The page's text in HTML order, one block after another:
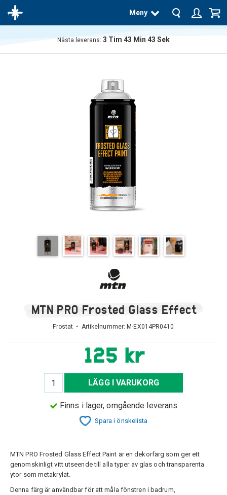
Meny
Nästa leverans: 3 Tim 43 Min 43 Sek
MTN PRO Frosted Glass Effect
Frostat • Artikelnummer: M-EX014PR0410
125 kr
LÄGG I VARUKORG
Finns i lager, omgående leverans
Spara i önskelista
MTN PRO Frosted Glass Effect Paint är en dekorfärg som ger ett
genomskinligt vitt utseende till alla typer av glas och transparenta
ytor som metakrylat.
Denna färg är användbar för att måla fönstren i badrum,